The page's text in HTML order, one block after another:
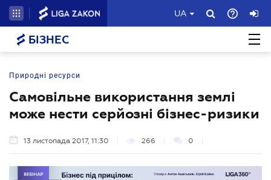
UA
БІЗНЕС
Природні ресурси
Самовільне використання землі
може нести серйозні бізнес-ризики
13 листопада 2017, 11:30 266 0